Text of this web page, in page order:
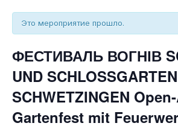
Это мероприятие прошло.
ФЕСТИВАЛЬ ВОГНІВ
UND SCHLOSSGARTEN
SCHWETZINGEN
Gartenfest mit